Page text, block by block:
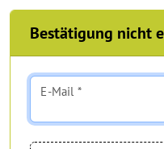
Bestätigung nicht
E-Mail *